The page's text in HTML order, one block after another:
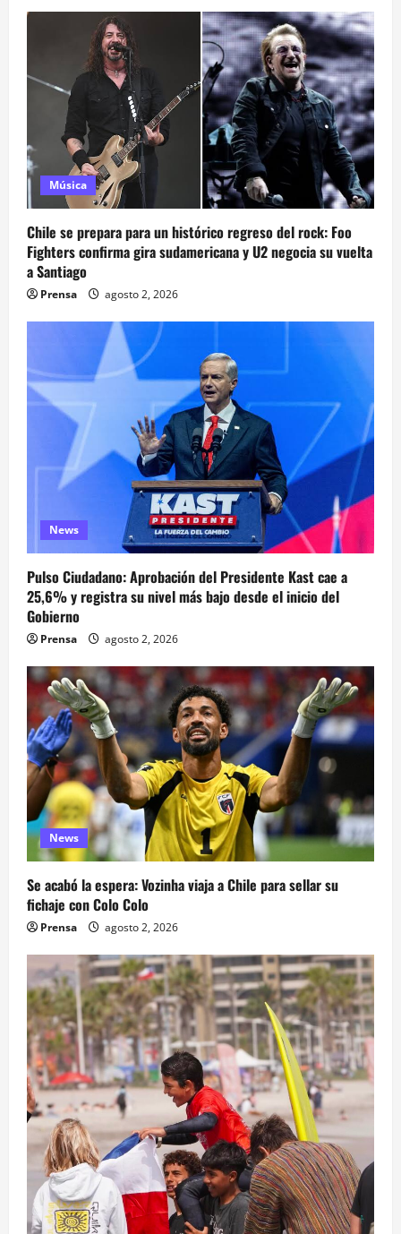
Música
Chile se prepara para un histórico regreso del rock: Foo
Fighters confirma gira sudamericana y U2 negocia su vuelta
a Santiago
Prensa agosto 2, 2026
News
Pulso Ciudadano: Aprobación del Presidente Kast cae a
25,6% y registra su nivel más bajo desde el inicio del
Gobierno
Prensa agosto 2, 2026
News
Se acabó la espera: Vozinha viaja a Chile para sellar su
fichaje con Colo Colo
Prensa agosto 2, 2026